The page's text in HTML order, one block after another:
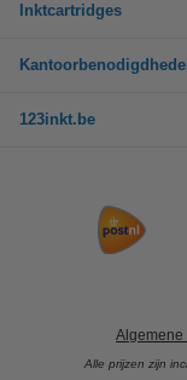
Inktcartridges
123inkt.be
Algemene
Alle prijzen zijn